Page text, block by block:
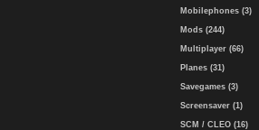
Mobilephones (3)
Mods (244)
Multiplayer (66)
Planes (31)
Savegames (3)
Screensaver (1)
SCM / CLEO (16)